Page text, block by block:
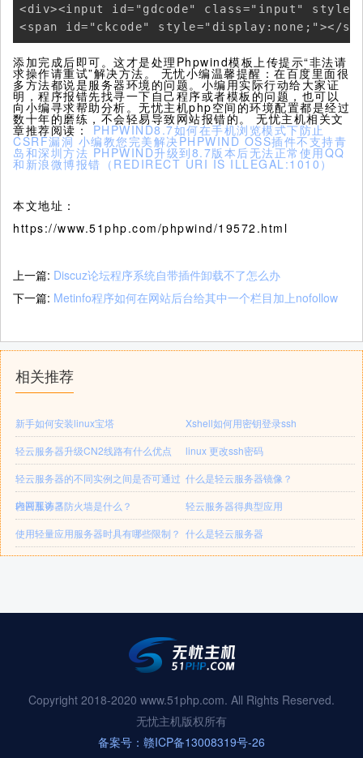
<div><input id="gdcode" class="input"
<span id="ckcode" style="display:none;"></
添加完成后即可。这才是处理Phpwind模板上传提示“非法请
求操作请重试”解决方法。 无忧小编温馨提醒：在百度里面很
多方法都说是服务器环境的问题。小编用实际行动给大家证
明，程序报错先找寻一下自己程序或者模板的问题，也可以
向小编寻求帮助分析。无忧主机php空间的环境配置都是经过
数十年的磨练，不会轻易导致网站报错的。 无忧主机相关文
章推荐阅读： PHPWIND8.7如何在手机浏览模式下防止
CSRF漏洞 小编教您完美解决PHPWIND OSS插件不支持青
岛和深圳方法 PHPWIND升级到8.7版本后无法正常使用QQ
和新浪微博报错（REDIRECT URI IS ILLEGAL:1010）
本文地址：
https://www.51php.com/phpwind/19572.html
上一篇: Discuz论坛程序系统自带插件卸载不了怎么办
下一篇: Metinfo程序如何在网站后台给其中一个栏目加上nofollow
相关推荐
新手如何安装linux宝塔
Xshell如何用密钥登录ssh
轻云服务器升级CN2线路有什么优点
linux 更改ssh密码
轻云服务器的不同实例之间是否可通过
内网互访？
什么是轻云服务器镜像？
轻云服务器防火墙是什么？
轻云服务器得典型应用
使用轻量应用服务器时具有哪些限制？ 什么是轻云服务器
Copyright 2018-2020 www.51php.com. All Rights Reserved.
无忧主机版权所有
备案号：赣ICP备13008319号-26